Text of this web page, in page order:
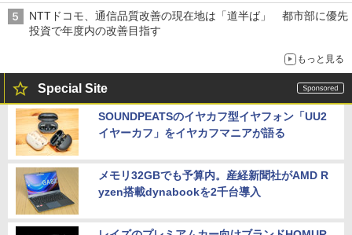
NTTドコモ、通信品質改善の現在地は「道半ば」 都市部に優先
投資で年度内の改善目指す
もっと見る
Special Site
SOUNDPEATSのイヤカフ型イヤフォン「UU2
イヤーカフ」をイヤカフマニアが語る
メモリ32GBでも予算内。産経新聞社がAMD R
yzen搭載dynabookを2千台導入